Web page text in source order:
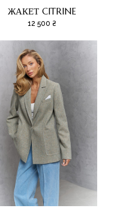
ЖАКЕТ CITRINE
12 500₴